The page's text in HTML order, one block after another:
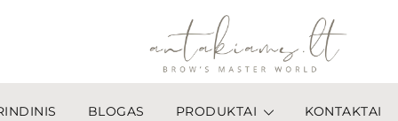
BLOGAS PRODUKTAI KONTAKTAI